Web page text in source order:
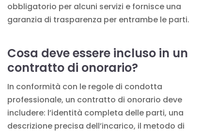
obbligatorio per alcuni servizi e fornisce una
garanzia di trasparenza per entrambe le parti.
Cosa deve essere incluso in un
contratto di onorario?
In conformità con le regole di condotta
professionale, un contratto di onorario deve
includere: l’identità completa delle parti, una
descrizione precisa dell’incarico, il metodo di